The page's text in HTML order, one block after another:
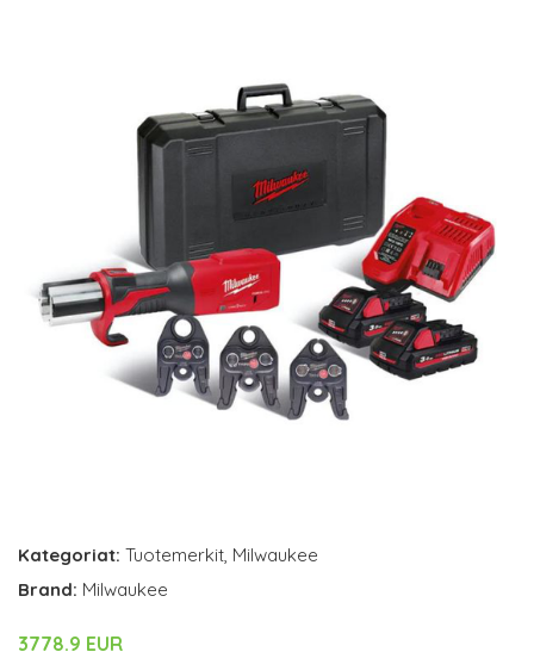
Kategoriat: Tuotemerkit, Milwaukee
Brand: Milwaukee
3778.9 EUR